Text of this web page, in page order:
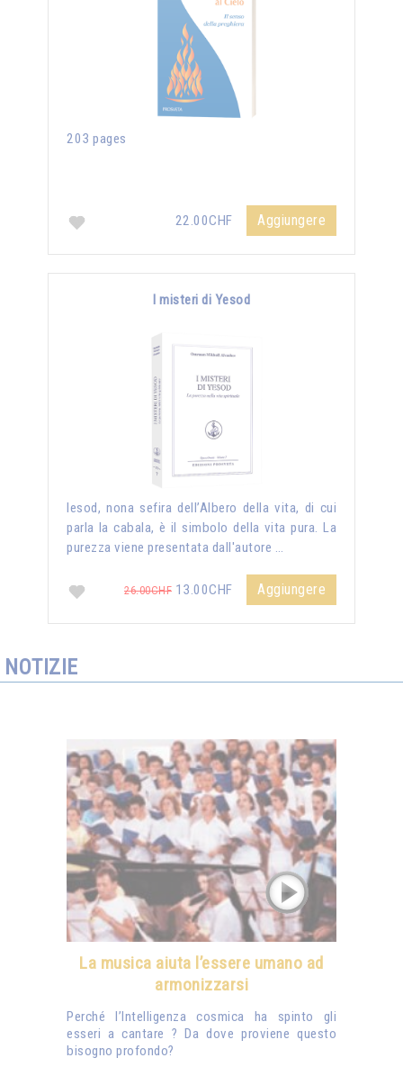
203 pages
22.00CHF Aggiungere
I misteri di Yesod
Iesod, nona sefira dell’Albero della vita, di cui
parla la cabala, è il simbolo della vita pura. La
purezza viene presentata dall'autore …
26.00CHF 13.00CHF Aggiungere
NOTIZIE
La musica aiuta l’essere umano ad
armonizzarsi
Perché l’Intelligenza cosmica ha spinto gli
esseri a cantare ? Da dove proviene questo
bisogno profondo?